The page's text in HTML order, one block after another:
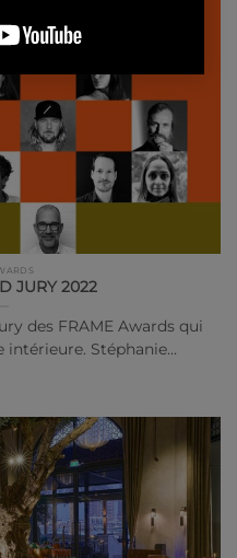
JURY 2022
des FRAME Awards qui
intérieure. Stéphanie…